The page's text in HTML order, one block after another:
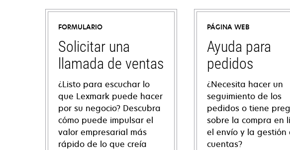
FORMULARIO
Solicitar una
llamada de ventas
¿Listo para escuchar lo
que Lexmark puede hacer
por su negocio? Descubra
cómo puede impulsar el
valor empresarial más
rápido de lo que creía
PÁGINA WEB
Ayuda para
pedidos
¿Necesita hacer un
seguimiento de los
pedidos o tiene
sobre la compra en
el envío y la gestión
cuentas?